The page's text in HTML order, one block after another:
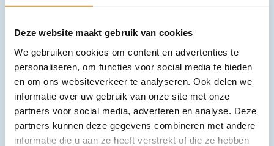
Deze website maakt gebruik van cookies
We gebruiken cookies om content en advertenties te
personaliseren, om functies voor social media te bieden
en om ons websiteverkeer te analyseren. Ook delen we
informatie over uw gebruik van onze site met onze
partners voor social media, adverteren en analyse. Deze
partners kunnen deze gegevens combineren met andere
informatie die u aan ze heeft verstrekt of die ze hebben
23 excl. btw
In winkelwagen